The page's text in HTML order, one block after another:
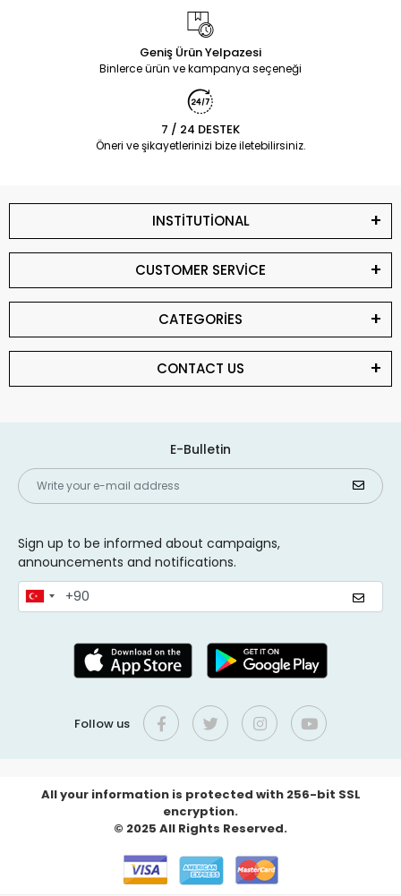
Geniş Ürün Yelpazesi
Binlerce ürün ve kampanya seçeneği
7 / 24 DESTEK
Öneri ve şikayetlerinizi bize iletebilirsiniz.
INSTİTUTİONAL
CUSTOMER SERVİCE
CATEGORİES
CONTACT US
E-Bulletin
Sign up to be informed about campaigns,
announcements and notifications.
Follow us
All your information is protected with 256-bit SSL
encryption.
© 2025 All Rights Reserved.